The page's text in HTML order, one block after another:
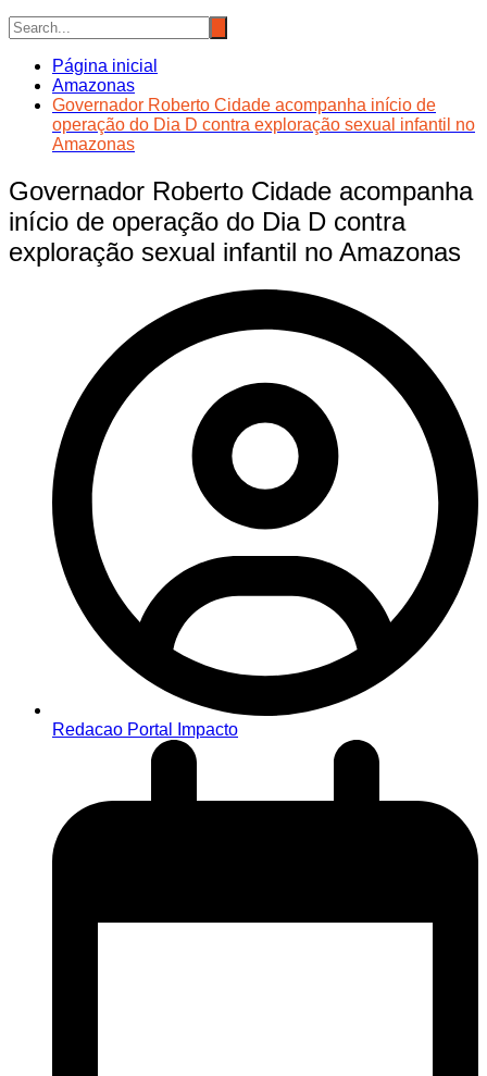
Página inicial
Amazonas
Governador Roberto Cidade acompanha início de
operação do Dia D contra exploração sexual infantil no
Amazonas
Governador Roberto Cidade acompanha
início de operação do Dia D contra
exploração sexual infantil no Amazonas
Redacao Portal Impacto